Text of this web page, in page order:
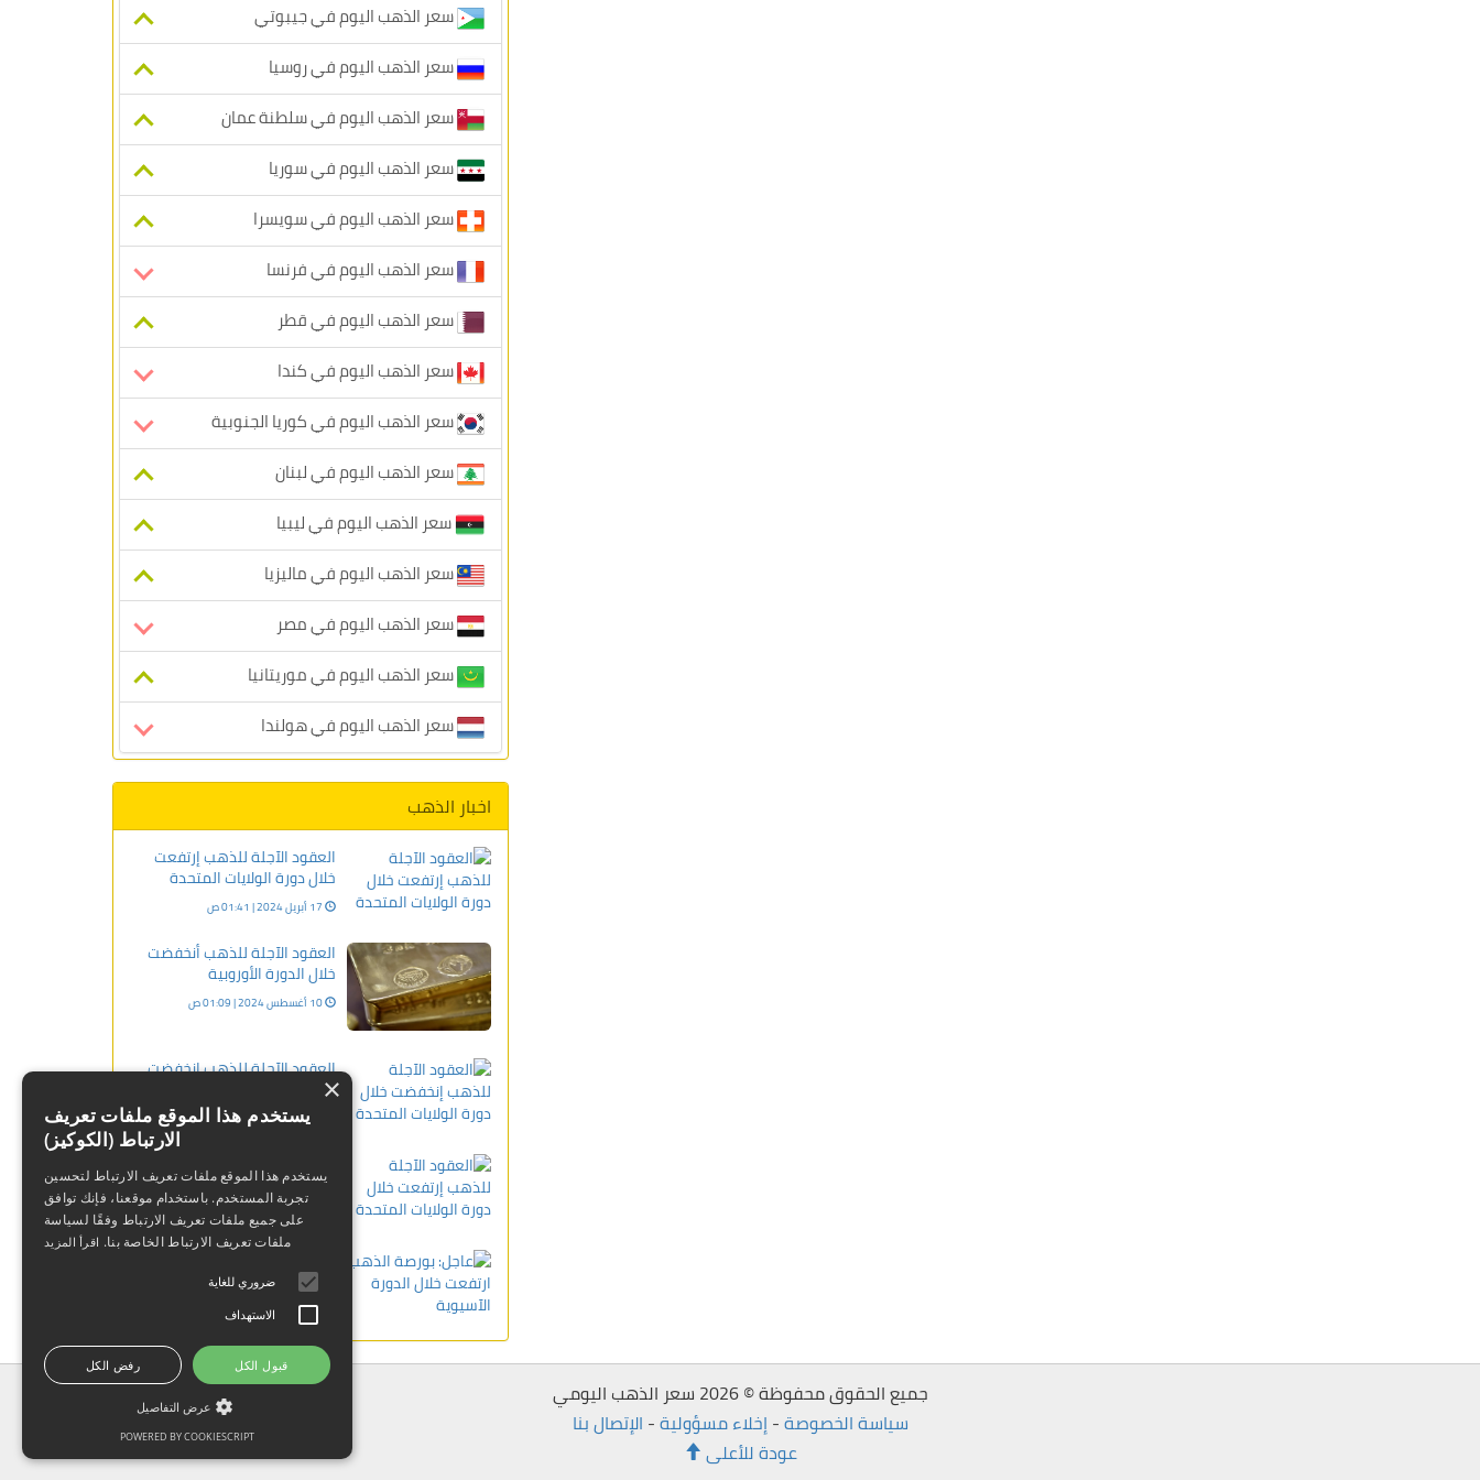
سعر الذهب اليوم في جيبوتي
سعر الذهب اليوم في روسيا
سعر الذهب اليوم في سلطنة عمان
سعر الذهب اليوم في سوريا
سعر الذهب اليوم في سويسرا
سعر الذهب اليوم في فرنسا
سعر الذهب اليوم في قطر
سعر الذهب اليوم في كندا
سعر الذهب اليوم في كوريا الجنوبية
سعر الذهب اليوم في لبنان
سعر الذهب اليوم في ليبيا
سعر الذهب اليوم في ماليزيا
سعر الذهب اليوم في مصر
سعر الذهب اليوم في موريتانيا
سعر الذهب اليوم في هولندا
اخبار الذهب
العقود الآجلة للذهب إرتفعت
خلال دورة الولايات المتحدة
17 أبريل 2024 | 01:41 ص
العقود الآجلة للذهب أنخفضت
خلال الدورة الأوروبية
10 أغسطس 2024 | 01:09 ص
العقود الآجلة للذهب إنخفضت
خلال دورة الولايات المتحدة
العقود الآجلة للذهب إرتفعت
خلال دورة الولايات المتحدة
الدورة الآسيوية
جميع الحقوق محفوظة © 2026 سعر الذهب اليومي
سياسة الخصوصة-إخلاء مسؤولية- الإتصال بنا
عودة للأعلى
×
يستخدم هذا الموقع ملفات تعريف
الارتباط (الكوكيز)
يستخدم هذا الموقع ملفات تعريف الارتباط لتحسين
تجربة المستخدم. باستخدام موقعنا، فإنك توافق
على جميع ملفات تعريف الارتباط وفقًا لسياسة
ملفات تعريف الارتباط الخاصة بنا. اقرأ المزيد
ضروري للغاية
الاستهداف
قبول الكل رفض الكل
عرض التفاصيل
POWERED BY COOKIESCRIPT